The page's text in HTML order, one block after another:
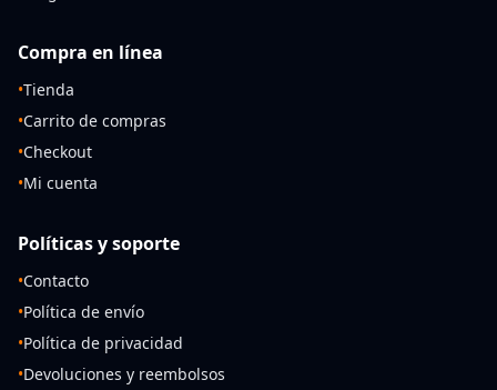
Compra en línea
•Tienda
•Carrito de compras
•Checkout
•Mi cuenta
Políticas y soporte
•Contacto
•Política de envío
•Política de privacidad
•Devoluciones y reembolsos